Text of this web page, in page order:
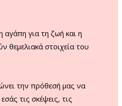
αγάπη για τη ζωή και η
θεμελιακά στοιχεία του
την πρόθεσή μας να
τις σκέψεις, τις